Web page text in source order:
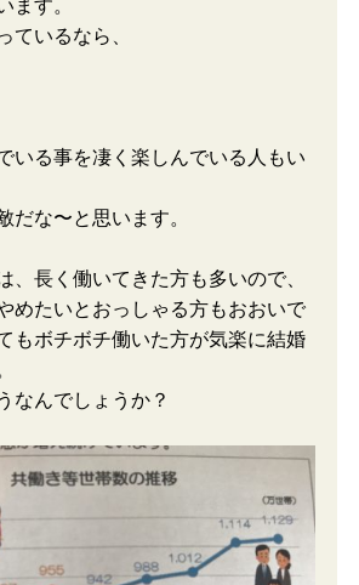
ます。
ているなら、
いる事を凄く楽しんでいる人もい
だな〜と思います。
、長く働いてきた方も多いので、
めたいとおっしゃる方もおおいで
もボチボチ働いた方が気楽に結婚
なんでしょうか？